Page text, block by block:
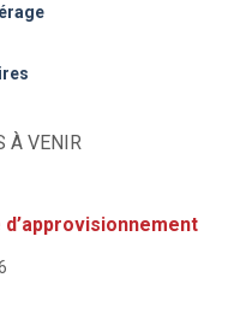
À VENIR